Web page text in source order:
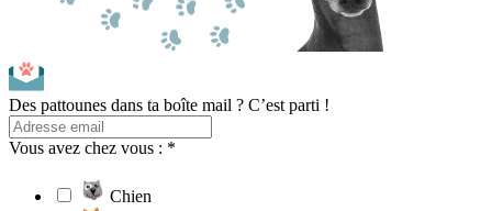
Des pattounes dans ta boîte mail ? C’est parti !
Vous avez chez vous : *
Chien